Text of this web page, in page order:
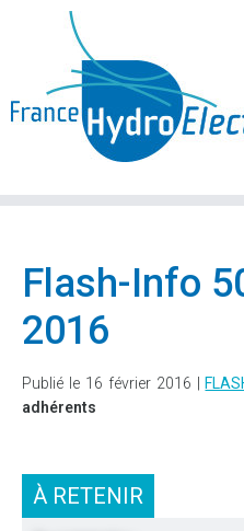
Flash-Info
2016
Publié le 16 février 2016 |
adhérents
À RETENIR